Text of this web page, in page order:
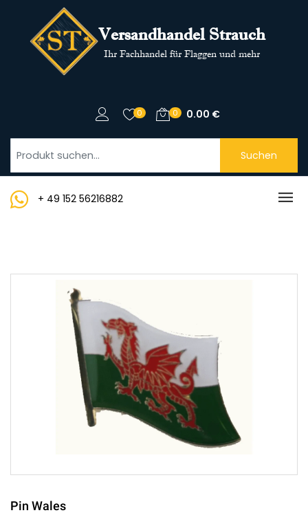
Versandhandel Strauch
Ihr Fachhandel für Flaggen und mehr
0 0 0.00 €
Suchen
+ 49 152 56216882
Pin Wales